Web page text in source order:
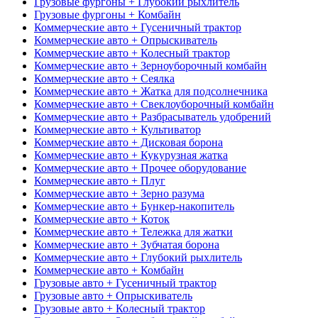
Грузовые фургоны + Комбайн
Коммерческие авто + Гусеничный трактор
Коммерческие авто + Опрыскиватель
Коммерческие авто + Колесный трактор
Коммерческие авто + Зерноуборочный комбайн
Коммерческие авто + Сеялка
Коммерческие авто + Жатка для подсолнечника
Коммерческие авто + Свеклоуборочный комбайн
Коммерческие авто + Разбрасыватель удобрений
Коммерческие авто + Культиватор
Коммерческие авто + Дисковая борона
Коммерческие авто + Кукурузная жатка
Коммерческие авто + Прочее оборудование
Коммерческие авто + Плуг
Коммерческие авто + Зерно разума
Коммерческие авто + Бункер-накопитель
Коммерческие авто + Коток
Коммерческие авто + Тележка для жатки
Коммерческие авто + Зубчатая борона
Коммерческие авто + Глубокий рыхлитель
Коммерческие авто + Комбайн
Грузовые авто + Гусеничный трактор
Грузовые авто + Опрыскиватель
Грузовые авто + Колесный трактор